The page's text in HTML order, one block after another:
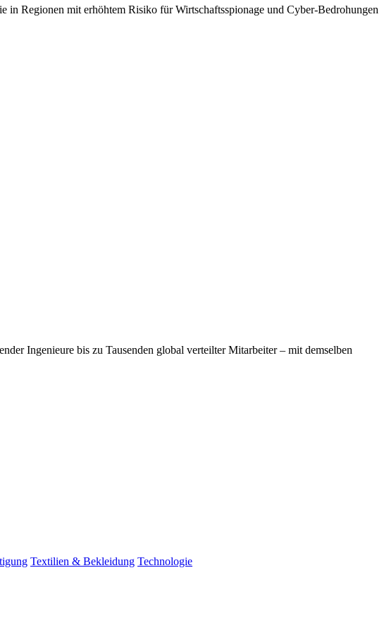
Regionen mit erhöhtem Risiko für Wirtschaftsspionage und Cyber-Bedrohungen
Ingenieure bis zu Tausenden global verteilter Mitarbeiter – mit demselben
Textilien & Bekleidung Technologie